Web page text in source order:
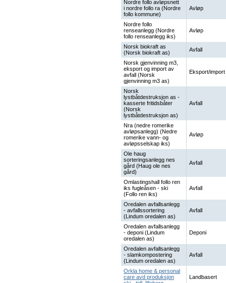
Nordre follo avløpsnett
i nordre follo ra (Nordre
follo kommune)
Avløp
Nordre follo
renseanlegg (Nordre
follo renseanlegg iks)
Avløp
Norsk biokraft as
(Norsk biokraft as)
Avfall
Norsk gjenvinning m3,
eksport og import av
avfall (Norsk
gjenvinning m3 as)
Eksport/import
Norsk
lystbåtdestruksjon as -
kasserte fritidsbåter
(Norsk
lystbåtdestruksjon as)
Avfall
Nra (nedre romerike
avløpsanlegg) (Nedre
romerike vann- og
avløpsselskap iks)
Avløp
Ole haug
sorteringsanlegg nes
gård (Haug ole nes
gård)
Avfall
Omlastingshall follo ren
iks fugleåsen - ski
(Follo ren iks)
Avfall
Oredalen avfallsanlegg
- avfallssortering
(Lindum oredalen as)
Avfall
Oredalen avfallsanlegg
- deponi (Lindum
oredalen as)
Deponi
Oredalen avfallsanlegg
- slamkompostering
(Lindum oredalen as)
Avfall
Orkla home & personal
care avd produksjon
Landbasert